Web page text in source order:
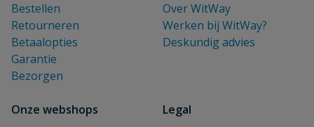
Bestellen
Retourneren
Betaalopties
Garantie
Bezorgen
Over WitWay
Werken bij WitWay?
Deskundig advies
Onze webshops
Legal